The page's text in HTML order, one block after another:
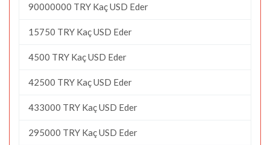
90000000 TRY Kaç USD Eder
15750 TRY Kaç USD Eder
4500 TRY Kaç USD Eder
42500 TRY Kaç USD Eder
433000 TRY Kaç USD Eder
295000 TRY Kaç USD Eder